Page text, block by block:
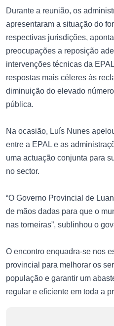
Durante a reunião, os
apresentaram a situação do
respectivas jurisdições,
preocupações a reposição
intervenções técnicas da
respostas mais céleres às
diminuição do elevado
pública.
Na ocasião, Luís Nunes
entre a EPAL e as
uma actuação conjunta para
no sector.
“O Governo Provincial de
de mãos dadas para que o
nas torneiras”, sublinhou o
O encontro enquadra-se nos
provincial para melhorar os
população e garantir um
regular e eficiente em toda a